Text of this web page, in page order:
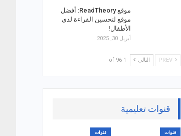
موقع ReadTheory: أفضل
موقع لتحسين القراءة لدى
الأطفال!
أبريل 30, 2025
التالي 1 of 96
قنوات تعليمية
قنوات قنوات